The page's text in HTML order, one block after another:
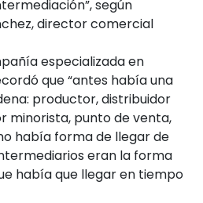
según
director comercial
especializada en
que “antes había una
productor, distribuidor
minorista, punto de venta,
había forma de llegar de
eran la forma
había que llegar en tiempo